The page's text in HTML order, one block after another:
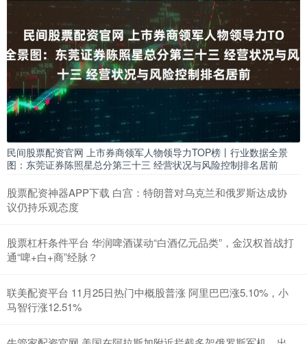
民间股票配资官网 上市券商领军人物领导力TOP榜丨行业数据全景
图：东莞证券陈照星总分第三十三 经营状况与风险控制排名居前
股票配资神器APP下载 白宫：特朗普对乌克兰和俄罗斯达成协
议仍持乐观态度
股票杠杆条件平台 华润啤酒谋动“白酒亿元品类”，金汉权首战打
通“啤+白+商”经脉？
联美配资平台 11月25日热门中概股普涨 阿里巴巴涨5.10%，小
马智行涨12.51%